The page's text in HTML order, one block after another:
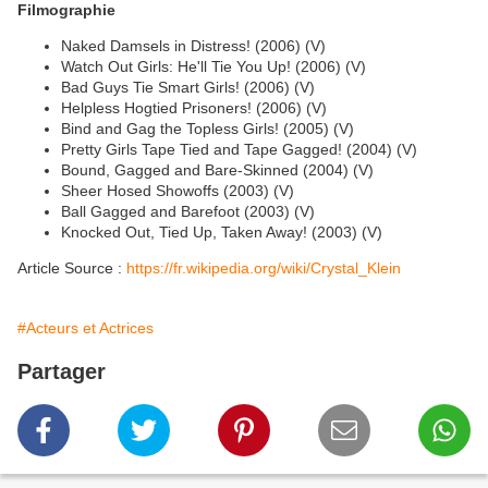
Filmographie
Naked Damsels in Distress! (2006) (V)
Watch Out Girls: He'll Tie You Up! (2006) (V)
Bad Guys Tie Smart Girls! (2006) (V)
Helpless Hogtied Prisoners! (2006) (V)
Bind and Gag the Topless Girls! (2005) (V)
Pretty Girls Tape Tied and Tape Gagged! (2004) (V)
Bound, Gagged and Bare-Skinned (2004) (V)
Sheer Hosed Showoffs (2003) (V)
Ball Gagged and Barefoot (2003) (V)
Knocked Out, Tied Up, Taken Away! (2003) (V)
Article Source : https://fr.wikipedia.org/wiki/Crystal_Klein
#Acteurs et Actrices
Partager